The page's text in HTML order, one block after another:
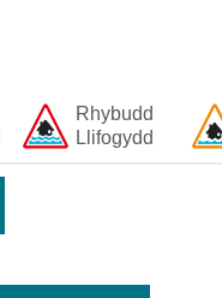
Rhybudd
Llifogydd